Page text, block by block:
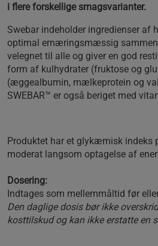
i flere forskellige smagsvarianter.
Swebar indeholder ingredienser af
optimal ernæringsmæssig
velegnet til alle og giver en god
form af kulhydrater (fruktose og
(æggealbumin, mælkeprotein og
SWEBAR™ er også beriget med
Produktet har et glykæmisk indeks
moderat langsom optagelse af
Dosering:
Indtages som mellemmåltid før
Den daglige dosis bør ikke
kosttilskud og kan ikke erstatte en